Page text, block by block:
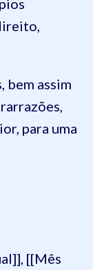
bem assim
para uma
[[Mês